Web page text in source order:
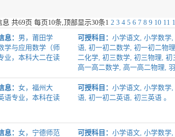
息 共69页 每页 10条,顶部显示30条1 2 3 4 5 6 7 8 9 10 11
息： 男，莆田学
学与应用数学（师
业，本科大二在读
可授科目：小学语文, 小学数学
语, 初一初二数学, 初一初二物
二化学, 初三数学, 初三物理, 初
高一高二数学, 高一高二物理, 羽
息：女，福州大
语专业，本科在读
可授科目：小学语文, 小学数学
语, 初一初二英语, 初三英语 。
息：女，宁德师范
可授科目：小学语文, 小学数学